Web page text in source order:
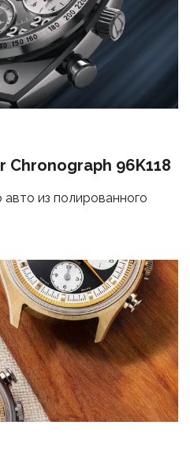
Chronograph 96K118
из полированного